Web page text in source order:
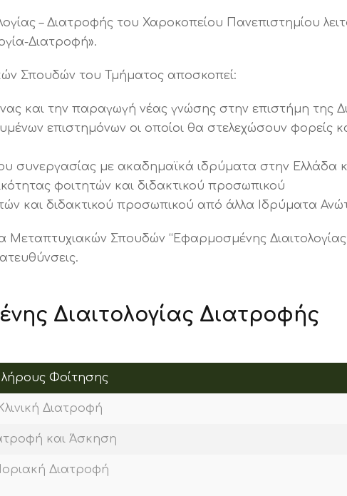
– Διατροφής του Χαροκοπείου Πανεπιστημίου
Διατροφή».
Σπουδών του Τμήματος αποσκοπεί:
και την παραγωγή νέας γνώσης στην επιστήμη της
επιστημόνων οι οποίοι θα στελεχώσουν
συνεργασίας με ακαδημαϊκά ιδρύματα στην Ελλάδα
φοιτητών και διδακτικού προσωπικού
και διδακτικού προσωπικού από άλλα Ιδρύματα
Σπουδών “Εφαρμοσμένης Διαιτολογίας
Διαιτολογίας Διατροφής
Φοίτησης
Κλινική Διατροφή
και Άσκηση
Διατροφή